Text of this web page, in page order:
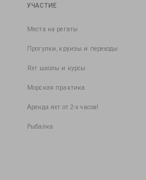
УЧАСТИЕ
Места на регаты
Прогулки, круизы и переходы
Яхт школы и курсы
Морская практика
Аренда яхт от 2-х часов!
Рыбалка